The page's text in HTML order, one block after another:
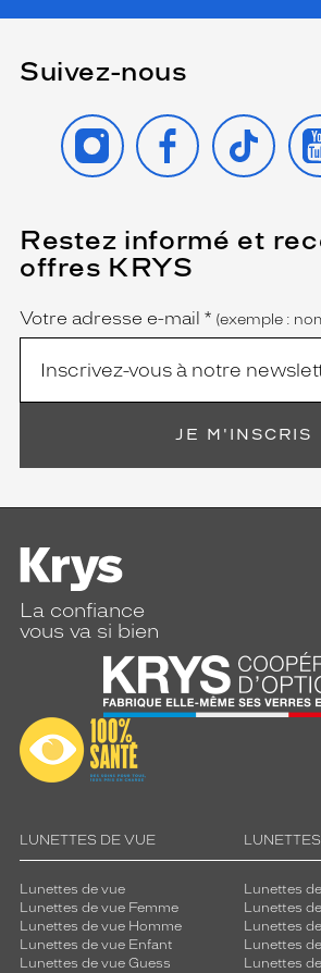
Suivez-nous
INSTAGRAMFACEBOOK
TIKTOK
Restez informé et
offres KRYS
Name
Votre adresse e-mail *
(Ce
champ
est
obligatoire)
(exemple :
JE M'INSCRIS
La confiance
vous va si bien
LUNETTES DE VUE
Lunettes de vue
Lunettes de vue Femme
Lunettes de vue Homme
Lunettes de vue Enfant
Lunettes de vue Guess
Lunettes
Lunettes
Lunettes
Lunettes
Lunettes